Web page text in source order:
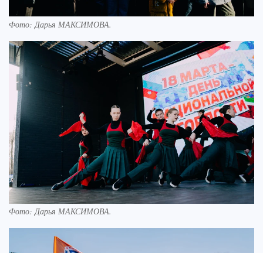
Фото: Дарья МАКСИМОВА.
Фото:Дарья МАКСИМОВА.